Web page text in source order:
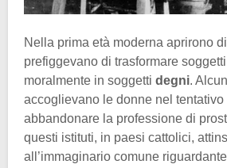
Nella prima età moderna aprirono
prefiggevano di trasformare
moralmente in soggetti degni.
accoglievano le donne nel tentativo
abbandonare la professione di
questi istituti, in paesi cattolici,
all’immaginario comune